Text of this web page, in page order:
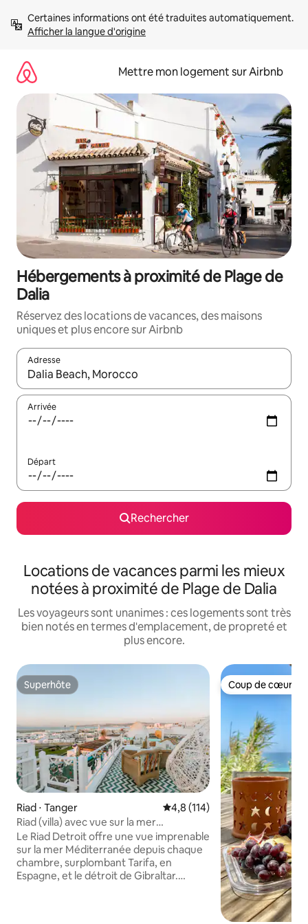
directement
Afficher la langue d'origine
Mettre mon logement sur Airbnb
Hébergements à proximité de Plage de
Dalia
Réservez des locations de vacances, des maisons
uniques et plus encore sur Airbnb
Adresse
Lorsque les résultats s'affichent, utilisez les flèches vers le
Arrivée
Départ
Rechercher
Locations de vacances parmi les mieux
notées à proximité de Plage de Dalia
Les voyageurs sont unanimes : ces logements sont très
bien notés en termes d'emplacement, de propreté et
plus encore.
Superhôte
Superhôte
Riad ⋅ Tanger Évaluation moyenne sur la
4,8 (114)
Riad (villa) avec vue sur la mer
Méditerranée et l'Espagne
Le Riad Detroit offre une vue imprenable
sur la mer Méditerranée depuis chaque
chambre, surplombant Tarifa, en
Espagne, et le détroit de Gibraltar.
Coup de cœur
Coup de cœur